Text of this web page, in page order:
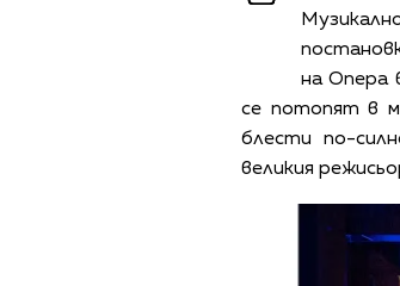
на Опера
се потопят в
блести по-
великия